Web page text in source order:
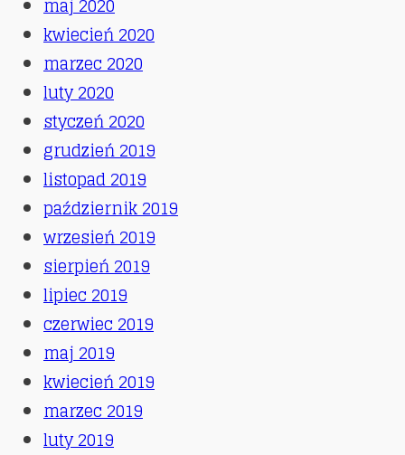
kwiecień 2020
marzec 2020
luty 2020
styczeń 2020
grudzień 2019
listopad 2019
październik 2019
wrzesień 2019
sierpień 2019
lipiec 2019
czerwiec 2019
maj 2019
kwiecień 2019
marzec 2019
luty 2019